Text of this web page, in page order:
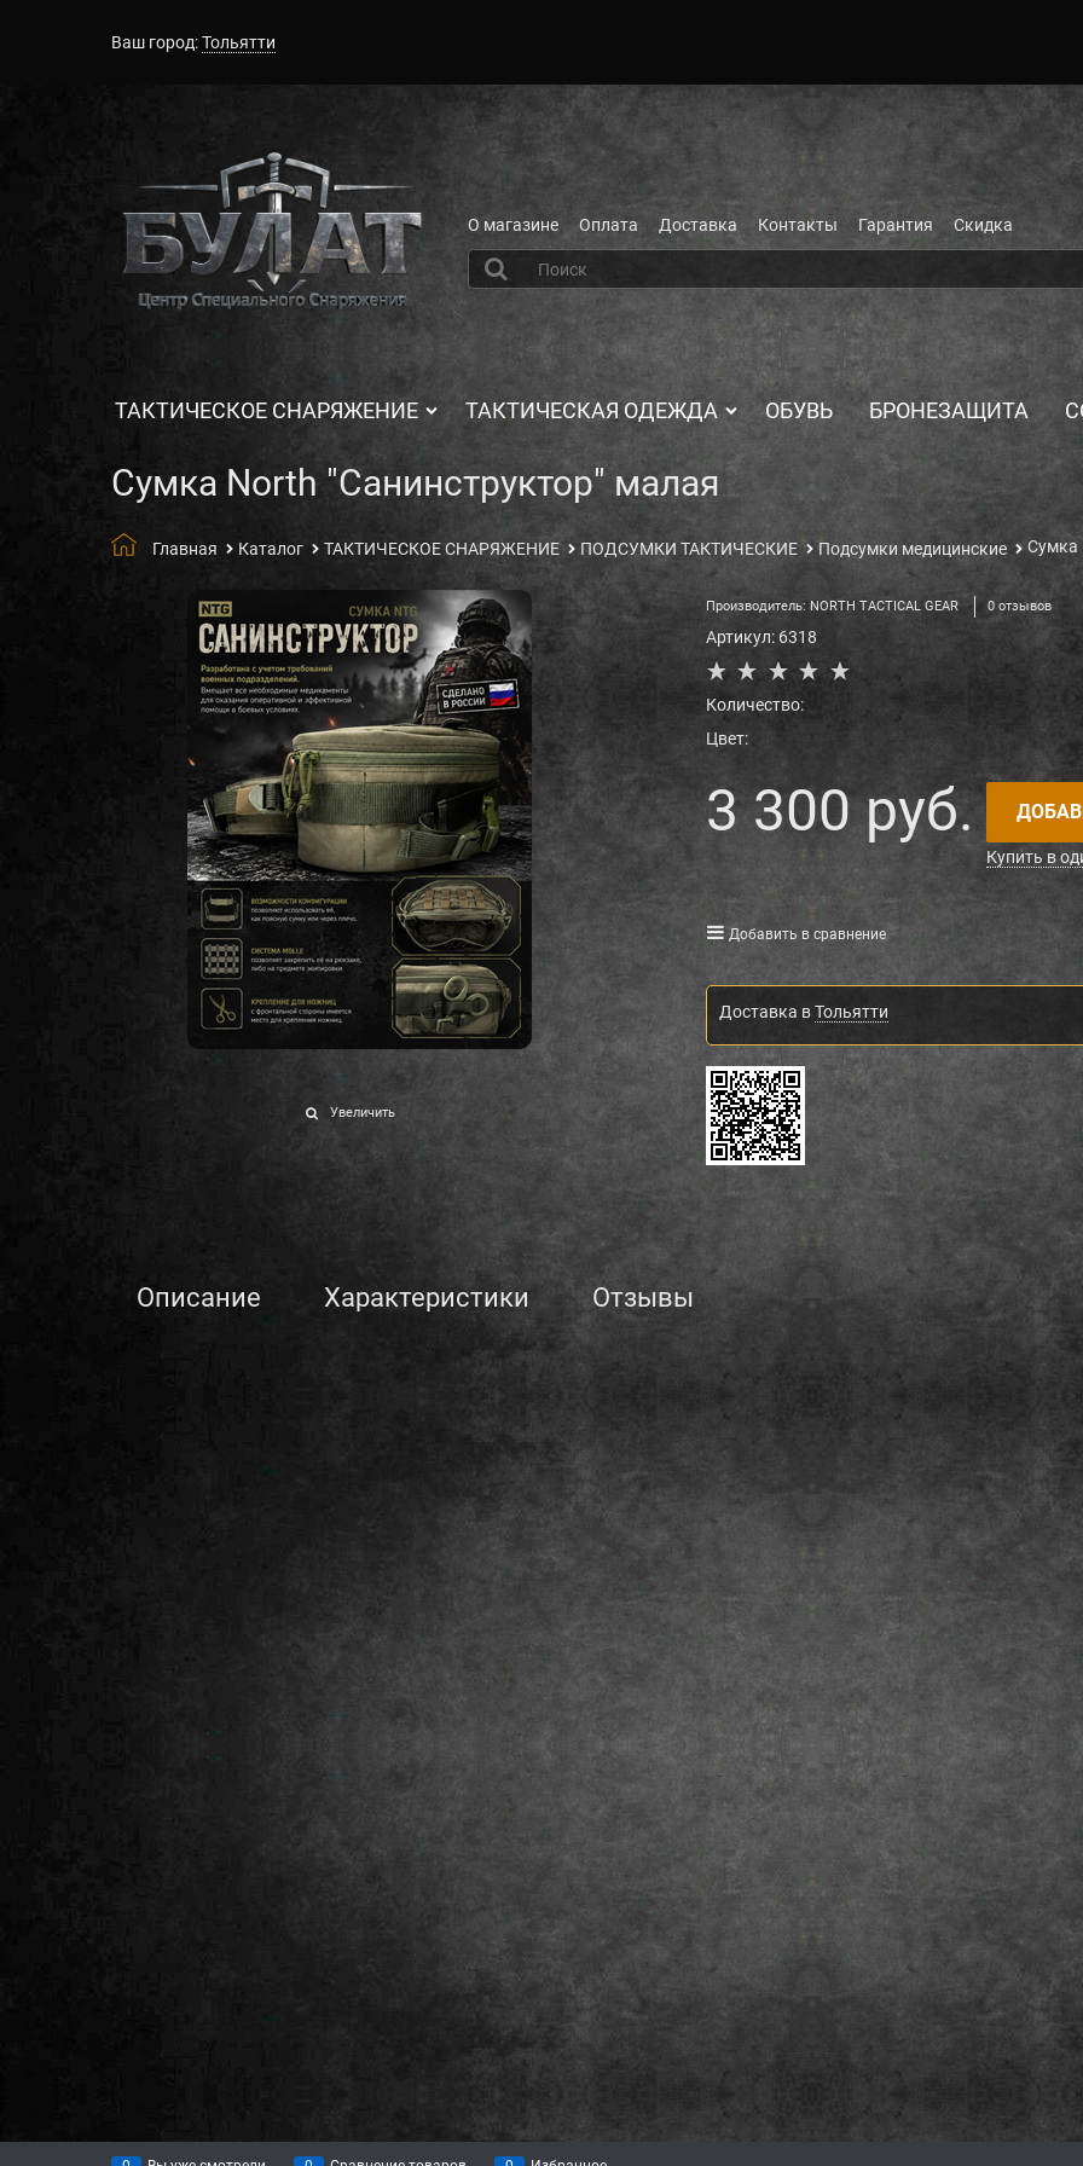
Ваш город:Тольятти
О магазине Оплата Доставка Контакты Гарантия Скидка
ТАКТИЧЕСКОЕ СНАРЯЖЕНИЕ ТАКТИЧЕСКАЯ ОДЕЖДА ОБУВЬ БРОНЕЗАЩИТА
Сумка North "Санинструктор" малая
Главная Каталог ТАКТИЧЕСКОЕ СНАРЯЖЕНИЕ ПОДСУМКИ ТАКТИЧЕСКИЕ Подсумки медицинские Сумка
Увеличить
Производитель: NORTH TACTICAL GEAR 0 отзывов
Артикул: 6318
Количество:
Цвет:
3 300 руб.
Купить в
Добавить в сравнение
Доставка вТольятти
Описание Характеристики Отзывы